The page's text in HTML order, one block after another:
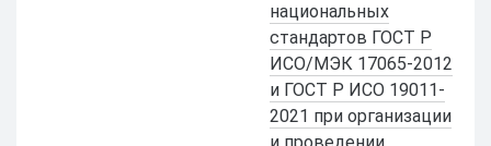
национальных
стандартов ГОСТ Р
ИСО/МЭК 17065-2012
и ГОСТ Р ИСО 19011-
2021 при организации